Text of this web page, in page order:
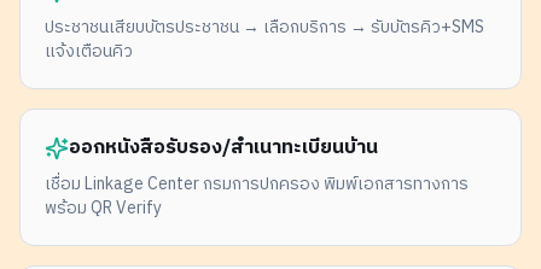
ประชาชนเสียบบัตรประชาชน → เลือกบริการ → รับบัตรคิว+SMS
แจ้งเตือนคิว
ออกหนังสือรับรอง/สำเนาทะเบียนบ้าน
เชื่อม Linkage Center กรมการปกครอง พิมพ์เอกสารทางการ
พร้อม QR Verify